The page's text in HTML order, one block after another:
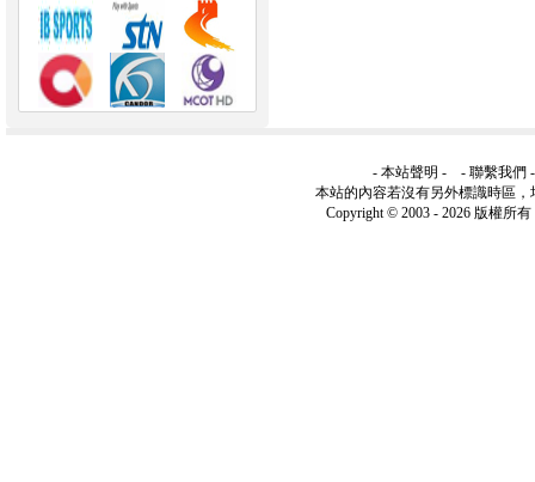
- 本站聲明 - - 聯繫我們
本站的內容若沒有另外標識時區，
Copyright © 2003 - 2026 版權所有